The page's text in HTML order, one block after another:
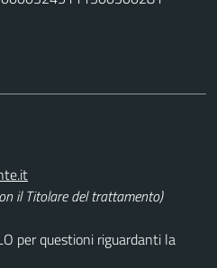
il Titolare del trattamento)
per questioni riguardanti la